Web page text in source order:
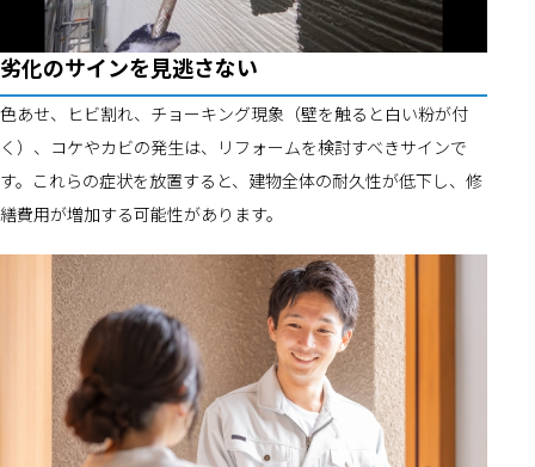
劣化のサインを見逃さない
色あせ、ヒビ割れ、チョーキング現象（壁を触ると白い粉が付
く）、コケやカビの発生は、リフォームを検討すべきサインで
す。これらの症状を放置すると、建物全体の耐久性が低下し、修
繕費用が増加する可能性があります。